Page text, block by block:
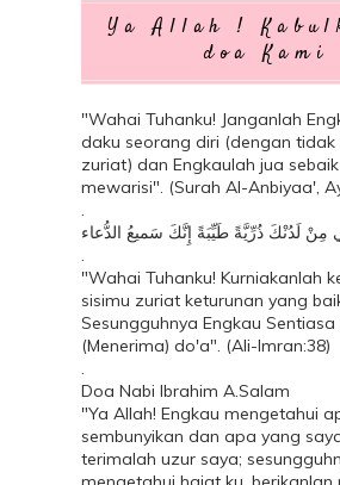
Avocado Choc Viral
Pak John Steamboat
dengan adany...
Atmosphere 360 Revolv...
Sunscreen Petal Velvet
Althea Korea T...
Dutch Lady Breakfast
►September (6)
►August(4)
►July(4)
► June
►May(10)
►April(11)
►March (12)
Ya Allah !
doa Kami
"Wahai Tuhanku! Janganlah
daku seorang diri (dengan tidak
zuriat) dan Engkaulah jua
mewarisi". (Surah Al-Anbiyaa',
.
لَدُنْكَ ذُرِّيَّةً طَيِّبَةً إِنَّكَ سَميعُ الدُّعاء
.
"Wahai Tuhanku! Kurniakanlah
sisimu zuriat keturunan yang
Sesungguhnya Engkau
(Menerima) do'a". (Ali-Imran:38)
.
Doa Nabi Ibrahim A.Salam
"Ya Allah! Engkau mengetahui
sembunyikan dan apa yang
terimalah uzur saya;